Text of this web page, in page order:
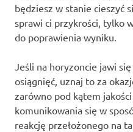
będziesz w stanie cieszyć
sprawi ci przykrości, tylko
do poprawienia wyniku.
Jeśli na horyzoncie jawi
osiągnięć, uznaj to za
zarówno pod kątem
komunikowania się w
reakcję przełożonego na